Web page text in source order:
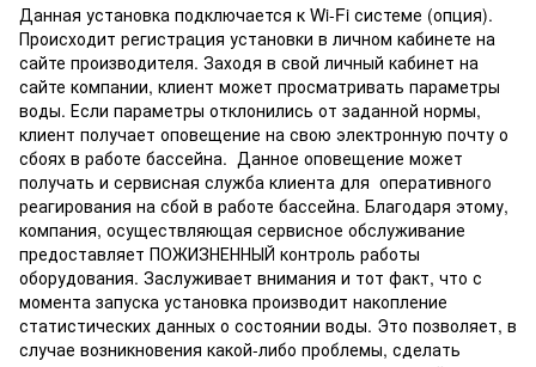
Данная установка подключается к Wi-Fi системе (опция).
Происходит регистрация установки в личном кабинете на
сайте производителя. Заходя в свой личный кабинет на
сайте компании, клиент может просматривать параметры
воды. Если параметры отклонились от заданной нормы,
клиент получает оповещение на свою электронную почту о
сбоях в работе бассейна. Данное оповещение может
получать и сервисная служба клиента для оперативного
реагирования на сбой в работе бассейна. Благодаря этому,
компания, осуществляющая сервисное обслуживание
предоставляет ПОЖИЗНЕННЫЙ контроль работы
оборудования. Заслуживает внимания и тот факт, что с
момента запуска установка производит накопление
статистических данных о состоянии воды. Это позволяет, в
случае возникновения какой-либо проблемы, сделать